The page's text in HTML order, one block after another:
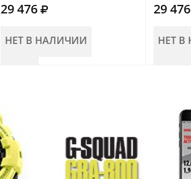
29 476
НЕТ В НАЛИЧИИ
29 476
НЕТ